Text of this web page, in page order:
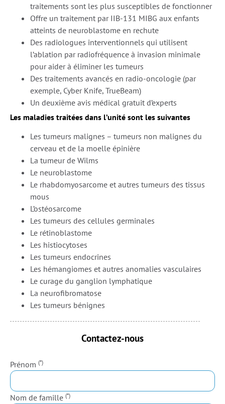
traitements sont les plus susceptibles de fonctionner
Offre un traitement par IIB-131 MIBG aux enfants
atteints de neuroblastome en rechute
Des radiologues interventionnels qui utilisent
l’ablation par radiofréquence à invasion minimale
pour aider à éliminer les tumeurs
Des traitements avancés en radio-oncologie (par
exemple, Cyber Knife, TrueBeam)
Un deuxième avis médical gratuit d’experts
Les maladies traitées dans l’unité sont les suivantes
Les tumeurs malignes – tumeurs non malignes du
cerveau et de la moelle épinière
La tumeur de Wilms
Le neuroblastome
Le rhabdomyosarcome et autres tumeurs des tissus
mous
L’ostéosarcome
Les tumeurs des cellules germinales
Le rétinoblastome
Les histiocytoses
Les tumeurs endocrines
Les hémangiomes et autres anomalies vasculaires
Le curage du ganglion lymphatique
La neurofibromatose
Les tumeurs bénignes
Contactez-nous
Prénom (*)
Nom de famille (*)